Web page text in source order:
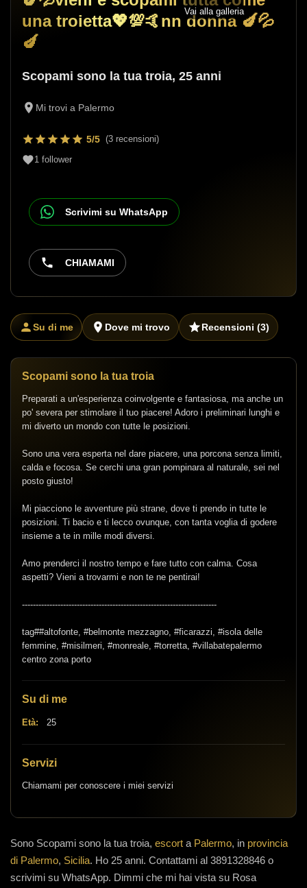
una troietta💖💯🤙nn donna 🍆💦
🍆
Scopami sono la tua troia, 25 anni
Mi trovi a Palermo
5/5 (3 recensioni)
1 follower
Scrivimi su WhatsApp
CHIAMAMI
Vai alla galleria
Su di me Dove mi trovo Recensioni (3)
Scopami sono la tua troia
Preparati a un'esperienza coinvolgente e fantasiosa, ma anche un
po' severa per stimolare il tuo piacere! Adoro i preliminari lunghi e
mi diverto un mondo con tutte le posizioni.
Sono una vera esperta nel dare piacere, una porcona senza limiti,
calda e focosa. Se cerchi una gran pompinara al naturale, sei nel
posto giusto!
Mi piacciono le avventure più strane, dove ti prendo in tutte le
posizioni. Ti bacio e ti lecco ovunque, con tanta voglia di godere
insieme a te in mille modi diversi.
Amo prenderci il nostro tempo e fare tutto con calma. Cosa
aspetti? Vieni a trovarmi e non te ne pentirai!
-----------------------------------------------------------------------
tag##altofonte, #belmonte mezzagno, #ficarazzi, #isola delle
femmine, #misilmeri, #monreale, #torretta, #villabatepalermo
centro zona porto
Su di me
Età: 25
Servizi
Chiamami per conoscere i miei servizi
Sono Scopami sono la tua troia, escort a Palermo, in provincia
di Palermo, Sicilia. Ho 25 anni. Contattami al 3891328846 o
scrivimi su WhatsApp. Dimmi che mi hai vista su Rosa